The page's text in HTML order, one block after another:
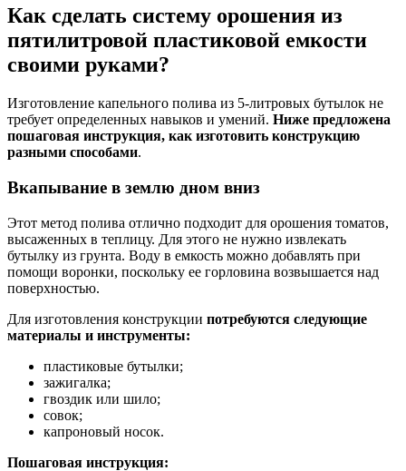
Как сделать систему орошения из
пятилитровой пластиковой емкости
своими руками?
Изготовление капельного полива из 5-литровых бутылок не
требует определенных навыков и умений. Ниже предложена
пошаговая инструкция, как изготовить конструкцию
разными способами.
Вкапывание в землю дном вниз
Этот метод полива отлично подходит для орошения томатов,
высаженных в теплицу. Для этого не нужно извлекать
бутылку из грунта. Воду в емкость можно добавлять при
помощи воронки, поскольку ее горловина возвышается над
поверхностью.
Для изготовления конструкции потребуются следующие
материалы и инструменты:
пластиковые бутылки;
зажигалка;
гвоздик или шило;
совок;
капроновый носок.
Пошаговая инструкция: